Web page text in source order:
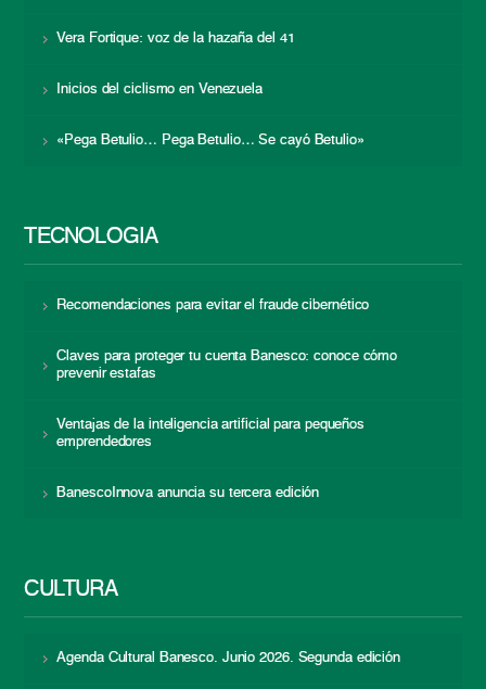
Vera Fortique: voz de la hazaña del 41
Inicios del ciclismo en Venezuela
«Pega Betulio… Pega Betulio… Se cayó Betulio»
TECNOLOGÍA
Recomendaciones para evitar el fraude cibernético
Claves para proteger tu cuenta Banesco: conoce cómo
prevenir estafas
Ventajas de la inteligencia artificial para pequeños
emprendedores
BanescoInnova anuncia su tercera edición
CULTURA
Agenda Cultural Banesco. Junio 2026. Segunda edición